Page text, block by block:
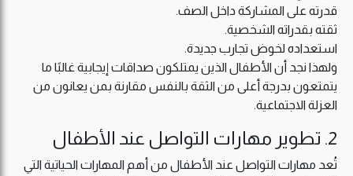
قدرته على المشاركة داخل الصف.
ثقته بقدراته الشخصية.
استعداده لخوض تجارب جديدة.
ولهذا نجد أن الأطفال الذين يمتلكون صداقات إيجابية غالبًا ما
يتمتعون بدرجة أعلى من الثقة بالنفس مقارنة بمن يعانون من
العزلة الاجتماعية.
2. تطوير مهارات التواصل عند الأطفال
تُعد مهارات التواصل عند الأطفال من أهم المهارات الحياتية التي